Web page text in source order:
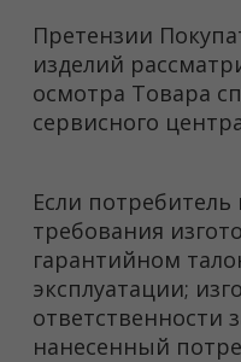
Претензии
изделий
осмотра Товара
сервисного
Если
требования
гарантийном
эксплуатации;
нанесенный